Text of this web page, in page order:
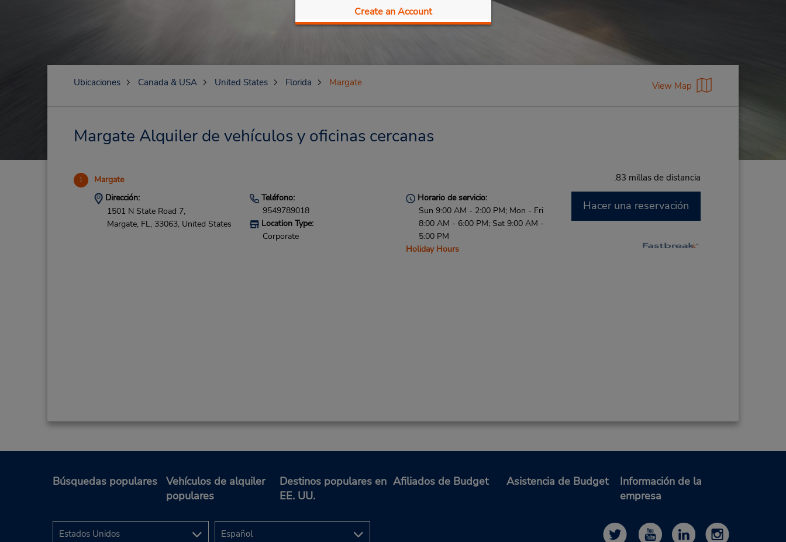
Create an Account
Ubicaciones Canada & USA United States Florida Margate View Map
Margate Alquiler de vehículos y oficinas cercanas
1 Margate .83 millas de distancia
Dirección:
1501 N State Road 7,
Margate, FL, 33063, United States
Teléfono:
9549789018
Location Type:
Corporate
Horario de servicio:
Sun 9:00 AM - 2:00 PM; Mon - Fri
8:00 AM - 6:00 PM; Sat 9:00 AM -
5:00 PM
Holiday Hours
Hacer una reservación
Búsquedas populares
Vehículos de alquiler
populares
Destinos populares en
EE. UU.
Afiliados de Budget Asistencia de Budget
Información de la
empresa